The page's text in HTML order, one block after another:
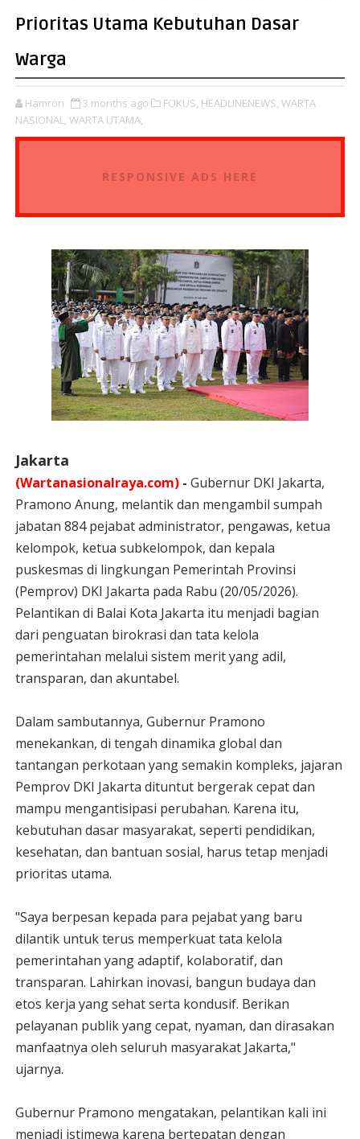
Prioritas Utama Kebutuhan Dasar
Warga
Hamron 3 months ago FOKUS, HEADLINENEWS, WARTA
NASIONAL, WARTA UTAMA,
RESPONSIVE ADS HERE
Jakarta
(Wartanasionalraya.com) - Gubernur DKI Jakarta,
Pramono Anung, melantik dan mengambil sumpah
jabatan 884 pejabat administrator, pengawas, ketua
kelompok, ketua subkelompok, dan kepala
puskesmas di lingkungan Pemerintah Provinsi
(Pemprov) DKI Jakarta pada Rabu (20/05/2026).
Pelantikan di Balai Kota Jakarta itu menjadi bagian
dari penguatan birokrasi dan tata kelola
pemerintahan melalui sistem merit yang adil,
transparan, dan akuntabel.
Dalam sambutannya, Gubernur Pramono
menekankan, di tengah dinamika global dan
tantangan perkotaan yang semakin kompleks, jajaran
Pemprov DKI Jakarta dituntut bergerak cepat dan
mampu mengantisipasi perubahan. Karena itu,
kebutuhan dasar masyarakat, seperti pendidikan,
kesehatan, dan bantuan sosial, harus tetap menjadi
prioritas utama.
"Saya berpesan kepada para pejabat yang baru
dilantik untuk terus memperkuat tata kelola
pemerintahan yang adaptif, kolaboratif, dan
transparan. Lahirkan inovasi, bangun budaya dan
etos kerja yang sehat serta kondusif. Berikan
pelayanan publik yang cepat, nyaman, dan dirasakan
manfaatnya oleh seluruh masyarakat Jakarta,"
ujarnya.
Gubernur Pramono mengatakan, pelantikan kali ini
menjadi istimewa karena bertepatan dengan